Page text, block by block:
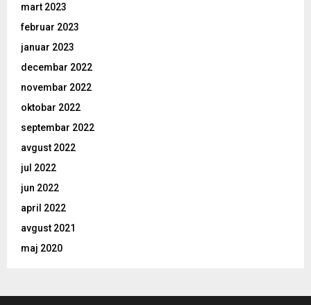
mart 2023
februar 2023
januar 2023
decembar 2022
novembar 2022
oktobar 2022
septembar 2022
avgust 2022
jul 2022
jun 2022
april 2022
avgust 2021
maj 2020